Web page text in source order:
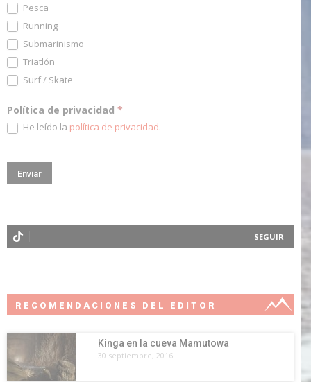
Pesca
Running
Submarinismo
Triatlón
Surf / Skate
Política de privacidad *
He leído la política de privacidad.
SEGUIR
RECOMENDACIONES DEL EDITOR
Kinga en la cueva Mamutowa
30 septiembre, 2016